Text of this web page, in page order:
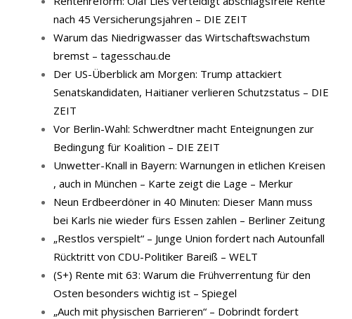
nach 45 Versicherungsjahren – DIE ZEIT
Warum das Niedrigwasser das Wirtschaftswachstum
bremst – tagesschau.de
Der US-Überblick am Morgen: Trump attackiert
Senatskandidaten, Haitianer verlieren Schutzstatus – DIE
ZEIT
Vor Berlin-Wahl: Schwerdtner macht Enteignungen zur
Bedingung für Koalition – DIE ZEIT
Unwetter-Knall in Bayern: Warnungen in etlichen Kreisen
, auch in München – Karte zeigt die Lage – Merkur
Neun Erdbeerdöner in 40 Minuten: Dieser Mann muss
bei Karls nie wieder fürs Essen zahlen – Berliner Zeitung
„Restlos verspielt“ – Junge Union fordert nach Autounfall
Rücktritt von CDU-Politiker Bareiß – WELT
(S+) Rente mit 63: Warum die Frühverrentung für den
Osten besonders wichtig ist – Spiegel
„Auch mit physischen Barrieren“ – Dobrindt fordert